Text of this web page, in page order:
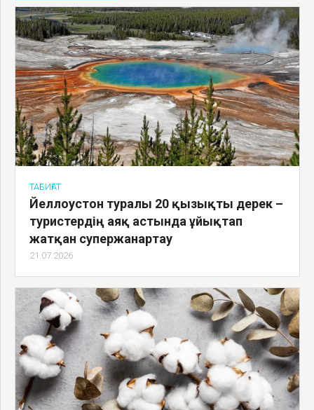
ТАБИҒАТ
Йеллоустон туралы 20 қызықты дерек –
туристердің аяқ астында ұйықтап
жатқан супержанартау
21.07.2026